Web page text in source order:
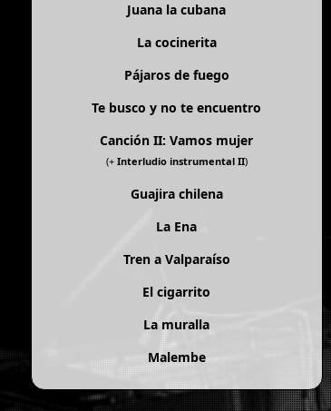
Juana la cubana
La cocinerita
Pájaros de fuego
Te busco y no te encuentro
Canción II: Vamos mujer
(+ Interludio instrumental II)
Guajira chilena
La Ena
Tren a Valparaíso
El cigarrito
La muralla
Malembe